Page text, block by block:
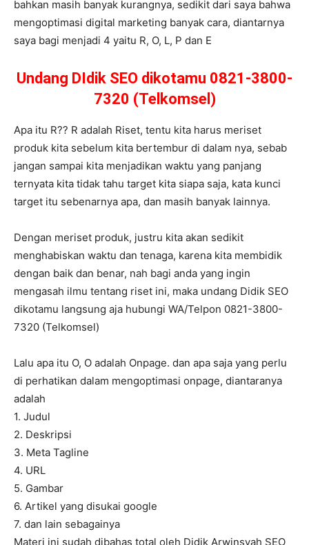
bahkan masih banyak kurangnya, sedikit dari saya bahwa
mengoptimasi digital marketing banyak cara, diantarnya
saya bagi menjadi 4 yaitu R, O, L, P dan E
Undang DIdik SEO dikotamu 0821-3800-
7320 (Telkomsel)
Apa itu R?? R adalah Riset, tentu kita harus meriset
produk kita sebelum kita bertembur di dalam nya, sebab
jangan sampai kita menjadikan waktu yang panjang
ternyata kita tidak tahu target kita siapa saja, kata kunci
target itu sebenarnya apa, dan masih banyak lainnya.
Dengan meriset produk, justru kita akan sedikit
menghabiskan waktu dan tenaga, karena kita membidik
dengan baik dan benar, nah bagi anda yang ingin
mengasah ilmu tentang riset ini, maka undang Didik SEO
dikotamu langsung aja hubungi WA/Telpon 0821-3800-
7320 (Telkomsel)
Lalu apa itu O, O adalah Onpage. dan apa saja yang perlu
di perhatikan dalam mengoptimasi onpage, diantaranya
adalah
1. Judul
2. Deskripsi
3. Meta Tagline
4. URL
5. Gambar
6. Artikel yang disukai google
7. dan lain sebagainya
Materi ini sudah dibahas total oleh Didik Arwinsyah SEO